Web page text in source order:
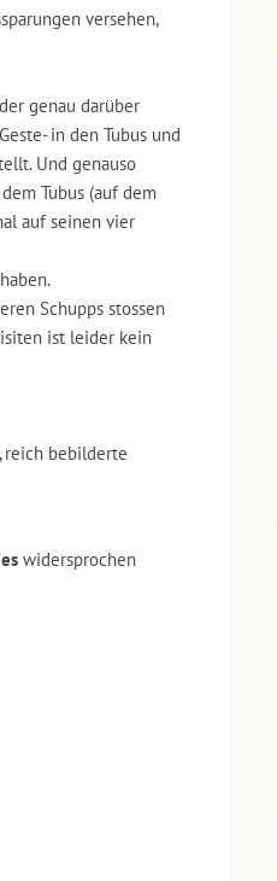
versehen,
genau darüber
in den Tubus und
Und genauso
Tubus (auf dem
auf seinen vier
Schupps stossen
ist leider kein
reich bebilderte
widersprochen